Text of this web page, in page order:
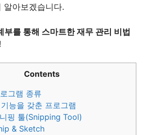
알아보겠습니다.
를 통해 스마트한 재무 관리 비법
Contents
그램 종류
능을 갖춘 프로그램
핑 툴(Snipping Tool)
& Sketch